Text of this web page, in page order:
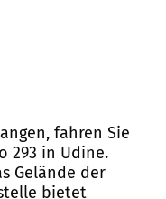
fahren Sie
293 in Udine.
Gelände der
bietet